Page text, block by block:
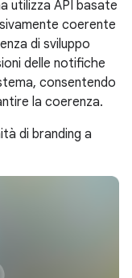
utilizza API basate
coerente
di sviluppo
delle notifiche
consentendo
la coerenza.
di branding a